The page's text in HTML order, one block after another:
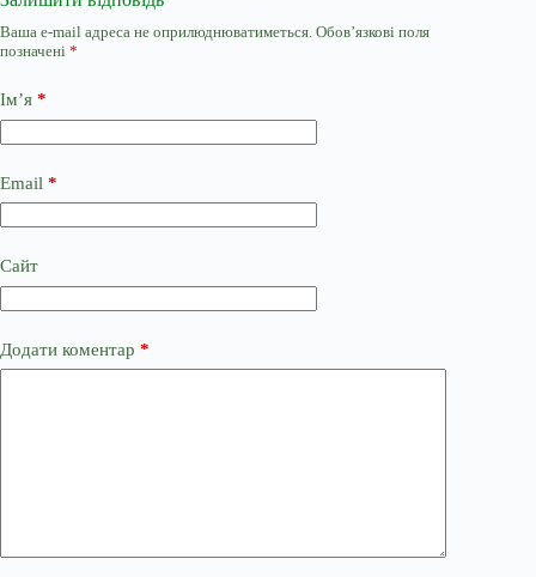
Ваша e-mail адреса не оприлюднюватиметься. Обов’язкові поля
позначені *
Ім’я *
Email *
Сайт
Додати коментар *